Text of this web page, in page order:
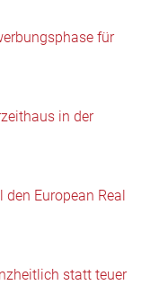
für
in der
European Real
statt teuer